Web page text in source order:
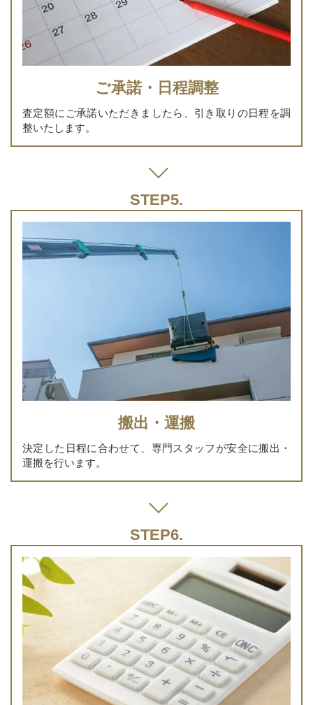
ご承諾・日程調整
査定額にご承諾いただきましたら、引き取りの日程を調
整いたします。
搬出・運搬
決定した日程に合わせて、専門スタッフが安全に搬出・
運搬を行います。